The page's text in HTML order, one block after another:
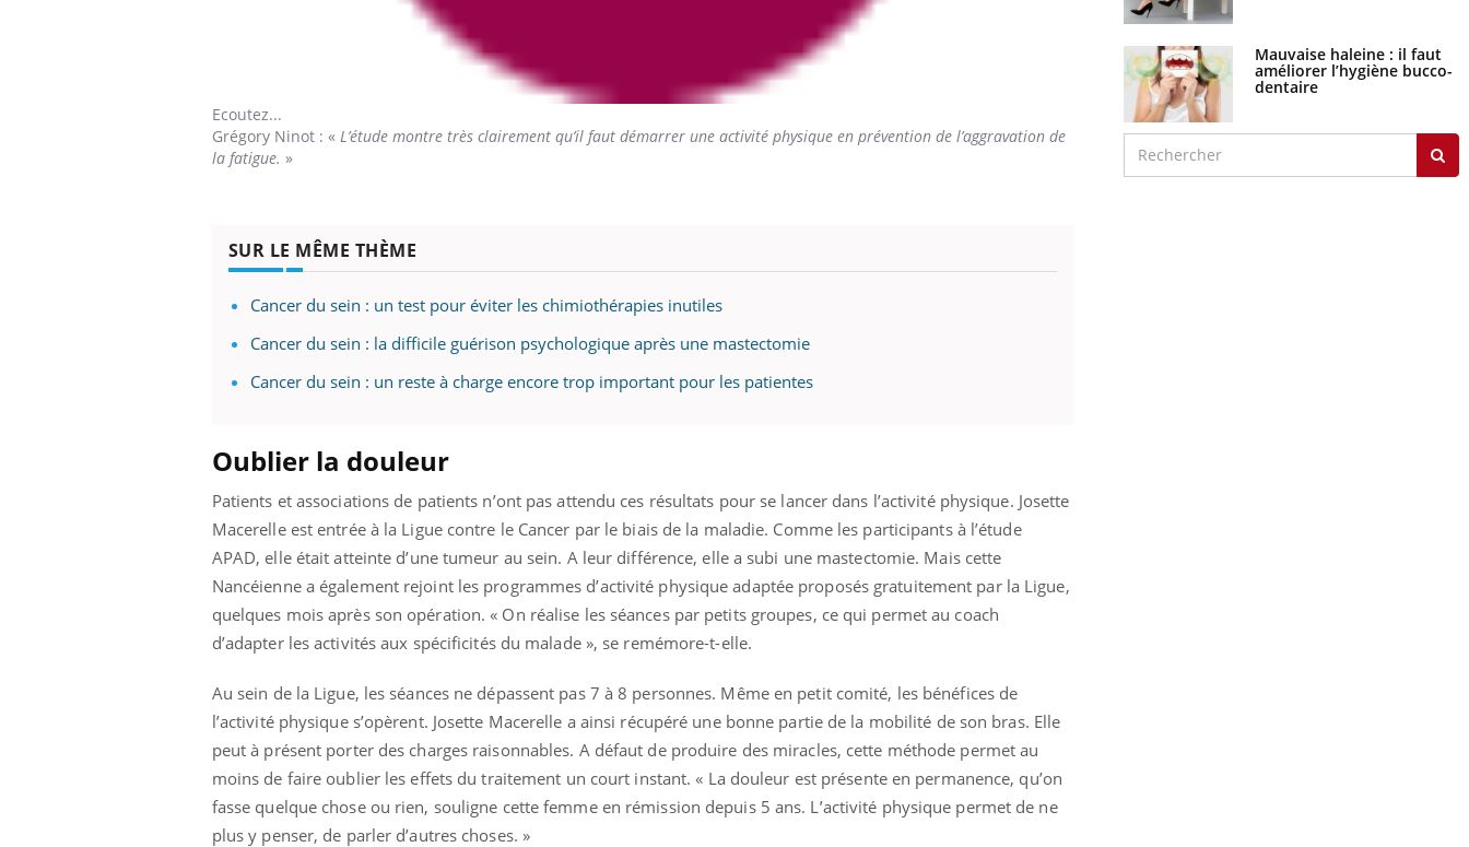
Ecoutez...
Grégory Ninot: « L’étude montre très clairement qu’il faut démarrer une activité physique en prévention de l’aggravation de
la fatigue. »
SUR LE MÊME THÈME
Cancer du sein : un test pour éviter les chimiothérapies inutiles
Cancer du sein : la difficile guérison psychologique après une mastectomie
Cancer du sein : un reste à charge encore trop important pour les patientes
Oublier la douleur
Patients et associations de patients n’ont pas attendu ces résultats pour se lancer dans l’activité physique. Josette
Macerelle est entrée à la Ligue contre le Cancer par le biais de la maladie. Comme les participants à l’étude
APAD, elle était atteinte d’une tumeur au sein. A leur différence, elle a subi une mastectomie. Mais cette
Nancéienne a également rejoint les programmes d’activité physique adaptée proposés gratuitement par la Ligue,
quelques mois après son opération. « On réalise les séances par petits groupes, ce qui permet au coach
d’adapter les activités aux spécificités du malade », se remémore-t-elle.
Au sein de la Ligue, les séances ne dépassent pas 7 à 8 personnes. Même en petit comité, les bénéfices de
l’activité physique s’opèrent. Josette Macerelle a ainsi récupéré une bonne partie de la mobilité de son bras. Elle
peut à présent porter des charges raisonnables. A défaut de produire des miracles, cette méthode permet au
moins de faire oublier les effets du traitement un court instant. « La douleur est présente en permanence, qu’on
fasse quelque chose ou rien, souligne cette femme en rémission depuis 5 ans. L’activité physique permet de ne
plus y penser, de parler d’autres choses. »
Mauvaise haleine : il faut
améliorer l’hygiène bucco-
dentaire